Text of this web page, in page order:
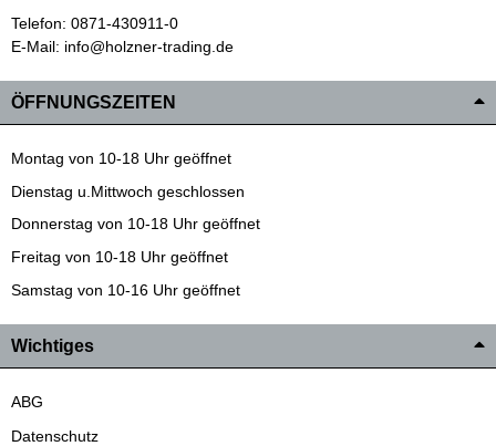
Telefon: 0871-430911-0
E-Mail: info@holzner-trading.de
ÖFFNUNGSZEITEN
Montag von 10-18 Uhr geöffnet
Dienstag u.Mittwoch geschlossen
Donnerstag von 10-18 Uhr geöffnet
Freitag von 10-18 Uhr geöffnet
Samstag von 10-16 Uhr geöffnet
Wichtiges
ABG
Datenschutz